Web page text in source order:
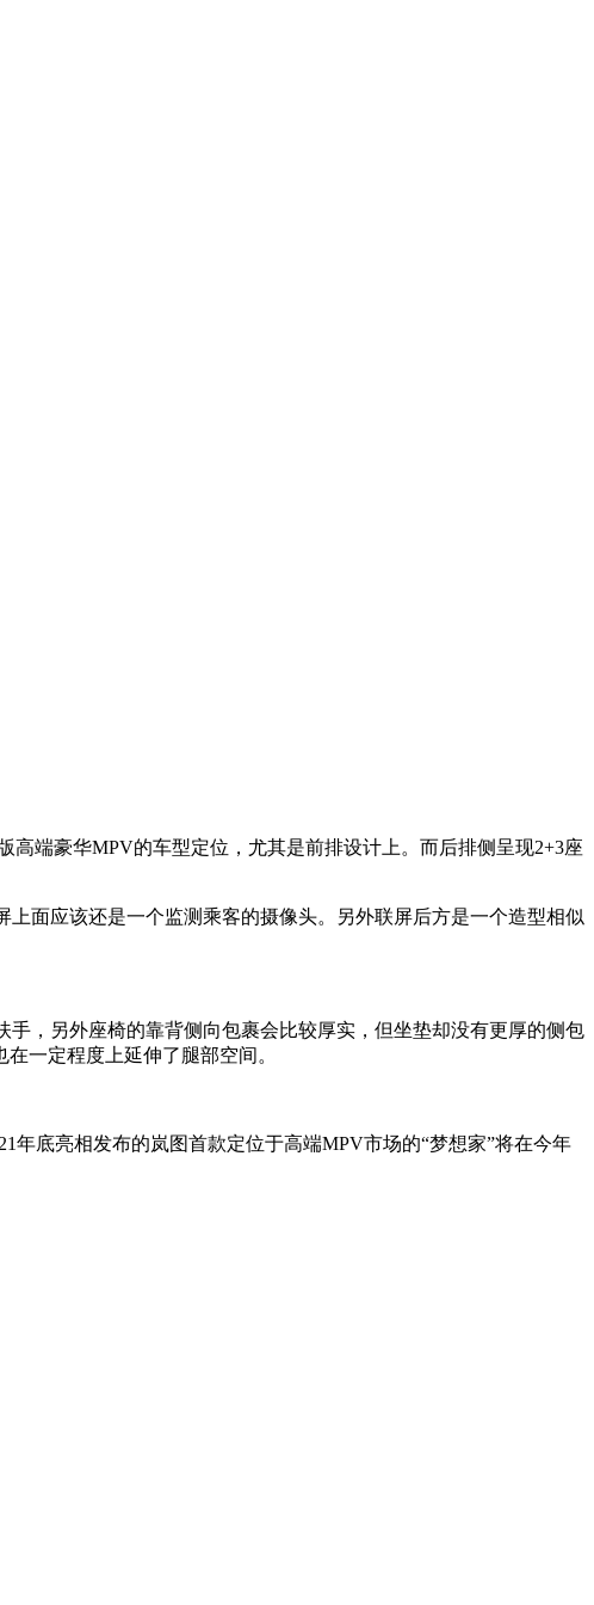
端豪华MPV的车型定位，尤其是前排设计上。而后排侧呈现2+3座
面应该还是一个监测乘客的摄像头。另外联屏后方是一个造型相似
，另外座椅的靠背侧向包裹会比较厚实，但坐垫却没有更厚的侧包
一定程度上延伸了腿部空间。
年底亮相发布的岚图首款定位于高端MPV市场的“梦想家”将在今年